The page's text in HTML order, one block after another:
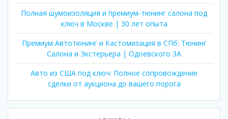
Полная шумоизоляция и премиум-тюнинг салона под
ключ в Москве | 30 лет опыта
Премиум Автотюнинг и Кастомизация в СПб: Тюнинг
Салона и Экстерьера | Одоевского 3А
Авто из США под ключ: Полное сопровождение
сделки от аукциона до вашего порога